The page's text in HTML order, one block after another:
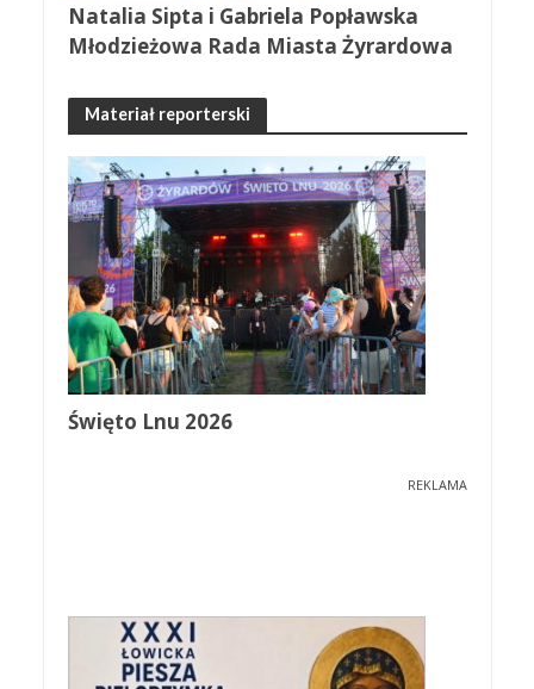
Natalia Sipta i Gabriela Popławska
Młodzieżowa Rada Miasta Żyrardowa
Materiał reporterski
Święto Lnu 2026
REKLAMA